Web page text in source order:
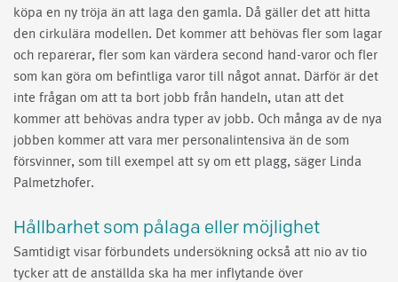
köpa en ny tröja än att laga den gamla. Då gäller det att hitta
den cirkulära modellen. Det kommer att behövas fler som lagar
och reparerar, fler som kan värdera second hand-varor och fler
som kan göra om befintliga varor till något annat. Därför är det
inte frågan om att ta bort jobb från handeln, utan att det
kommer att behövas andra typer av jobb. Och många av de nya
jobben kommer att vara mer personalintensiva än de som
försvinner, som till exempel att sy om ett plagg, säger Linda
Palmetzhofer.
Hållbarhet som pålaga eller möjlighet
Samtidigt visar förbundets undersökning också att nio av tio
tycker att de anställda ska ha mer inflytande över